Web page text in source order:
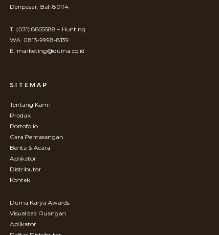
Denpasar, Bali 80114
T. (031) 8855588 – Hunting
WA. 0813-9998-8139
E. marketing@duma.co.id
SITEMAP
Tentang Kami
Produk
Portofolio
Cara Pemasangan
Berita & Acara
Aplikator
Distributor
Kontak
Duma Karya Awards
Visualisasi Ruangan
Aplikator